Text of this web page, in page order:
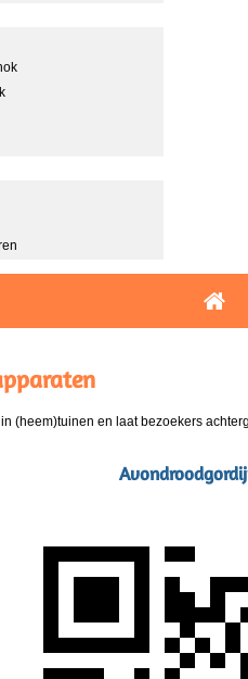
(heem)tuinen en laat bezoekers